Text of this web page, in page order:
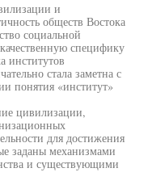
и
обществ Востока
социальной
специфику
институтов
стала заметна с
понятия «институт»
цивилизации,
для достижения
заданы механизмами
и существующими